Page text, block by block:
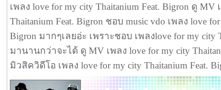
เพลง love for my city Thaitanium Feat. Bigron ดู MV
Thaitanium Feat. Bigron ชอบ music vdo เพลง love
Bigron มากๆเลยอ่ะ เพราะชอบ เพลงlove for my city
มานานกว่าจะได้ ดู MV เพลง love for my city
มิวสิควิดีโอ เพลง love for my city Thaitanium Feat.